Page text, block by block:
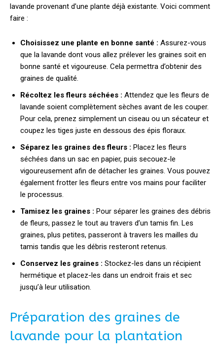
lavande provenant d’une plante déjà existante. Voici comment
faire :
Choisissez une plante en bonne santé : Assurez-vous
que la lavande dont vous allez prélever les graines soit en
bonne santé et vigoureuse. Cela permettra d’obtenir des
graines de qualité.
Récoltez les fleurs séchées : Attendez que les fleurs de
lavande soient complètement sèches avant de les couper.
Pour cela, prenez simplement un ciseau ou un sécateur et
coupez les tiges juste en dessous des épis floraux.
Séparez les graines des fleurs : Placez les fleurs
séchées dans un sac en papier, puis secouez-le
vigoureusement afin de détacher les graines. Vous pouvez
également frotter les fleurs entre vos mains pour faciliter
le processus.
Tamisez les graines : Pour séparer les graines des débris
de fleurs, passez le tout au travers d’un tamis fin. Les
graines, plus petites, passeront à travers les mailles du
tamis tandis que les débris resteront retenus.
Conservez les graines : Stockez-les dans un récipient
hermétique et placez-les dans un endroit frais et sec
jusqu’à leur utilisation.
Préparation des graines de
lavande pour la plantation